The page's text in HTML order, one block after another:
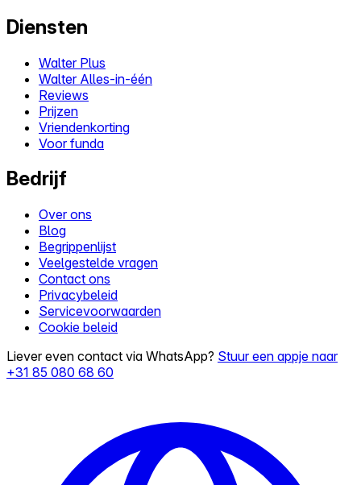
Diensten
Walter Plus
Walter Alles-in-één
Reviews
Prijzen
Vriendenkorting
Voor funda
Bedrijf
Over ons
Blog
Begrippenlijst
Veelgestelde vragen
Contact ons
Privacybeleid
Servicevoorwaarden
Cookie beleid
Liever even contact via WhatsApp? Stuur een appje naar
+31 85 080 68 60